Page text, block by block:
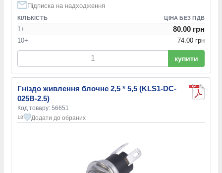
Підписка на надходження
КІЛЬКІСТЬ ЦІНА БЕЗ ПДВ
1+ 80.00 грн
10+ 74.00 грн
купити
Гніздо живлення блочне 2,5 * 5,5 (KLS1-DC-
025B-2.5)
Код товару: 56651
18 Додати до обраних